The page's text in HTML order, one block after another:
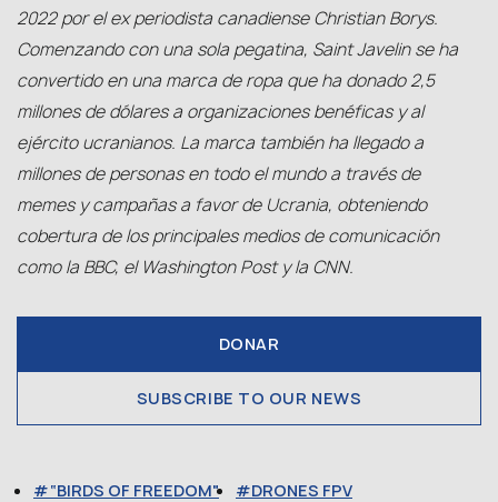
2022 por el ex periodista canadiense Christian Borys.
Comenzando con una sola pegatina, Saint Javelin se ha
convertido en una marca de ropa que ha donado 2,5
millones de dólares a organizaciones benéficas y al
ejército ucranianos. La marca también ha llegado a
millones de personas en todo el mundo a través de
memes y campañas a favor de Ucrania, obteniendo
cobertura de los principales medios de comunicación
como la BBC, el Washington Post y la CNN.
DONAR
SUBSCRIBE TO OUR NEWS
“BIRDS OF FREEDOM" DRONES FPV